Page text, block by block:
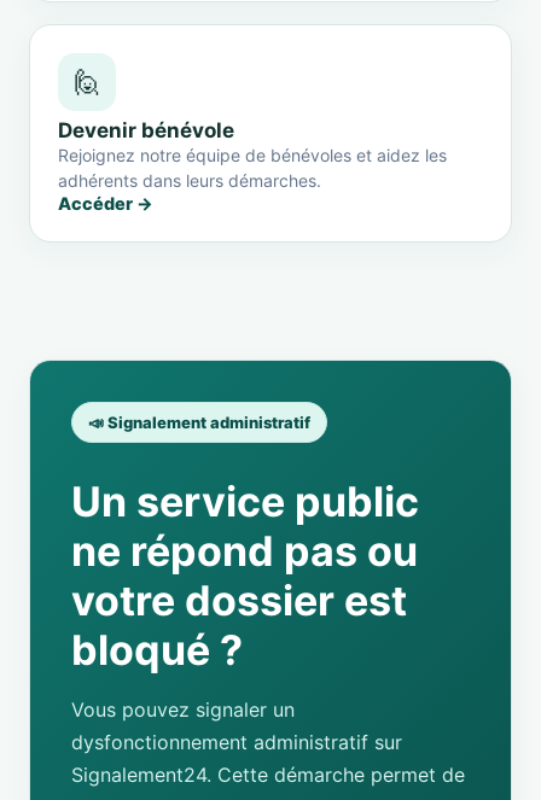
🙋
Devenir bénévole
Rejoignez notre équipe de bénévoles et aidez les
adhérents dans leurs démarches.
Accéder →
📣 Signalement administratif
Un service public
ne répond pas ou
votre dossier est
bloqué ?
Vous pouvez signaler un
dysfonctionnement administratif sur
Signalement24. Cette démarche permet de